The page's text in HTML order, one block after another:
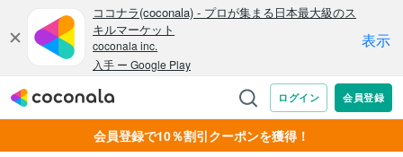
会員登録で10％割引クーポンを獲得！